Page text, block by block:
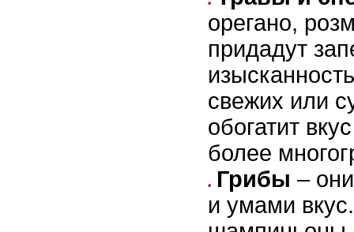
орегано,
придадут
свежих или
обогатит
более
Грибы –
и умами